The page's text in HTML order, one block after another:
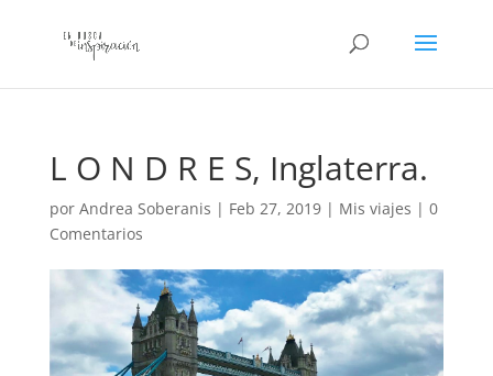
L O N D R E S, Inglaterra.
por Andrea Soberanis | Feb 27, 2019| Mis viajes | 0
Comentarios